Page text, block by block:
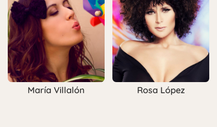
María Villalón Rosa López